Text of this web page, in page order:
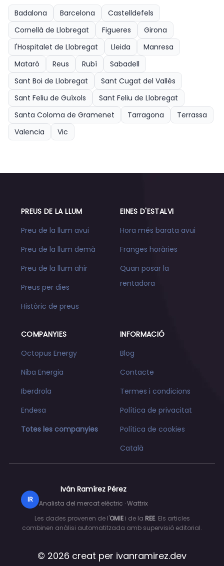
Badalona Barcelona
Castelldefels
Cornellà de Llobregat
Figueres
Girona
l'Hospitalet de Llobregat
Lleida
Manresa
Mataró
Reus Rubí
Sabadell
Sant Boi de Llobregat
Sant Cugat del Vallès
Sant Feliu de Guíxols
Sant Feliu de Llobregat
Santa Coloma de Gramenet
Tarragona
Terrassa
Valencia
Vic
PREUS DE LA LLUM
Preu de la llum avui
Preu de la llum demà
Preu de la llum ahir
Preus per dies
Històric de preus
EINES D'ESTALVI
Hora més barata avui
Franges horàries
Quan posar la
rentadora
COMPANYIES
Octopus Energy
Niba Energia
Iberdrola
Endesa
Totes les companyies
INFORMACIÓ
Blog
Contacte
Termes i condicions
Política de privacitat
Política de cookies
Català
IR
Iván Ramírez Pérez
Analista del mercat elèctric · Wattrix
Les dades provenen de l'OMIEi de la REE. Els articles
combinen anàlisi automatitzada amb supervisió editorial.
© 2026 creat per ivanramirez.dev